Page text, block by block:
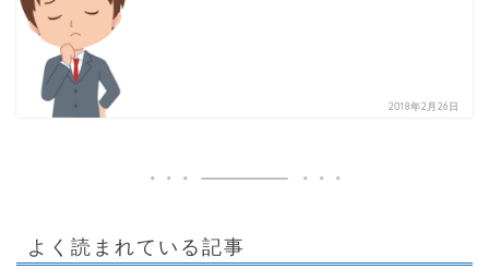
2018年2月26日
よく読まれている記事